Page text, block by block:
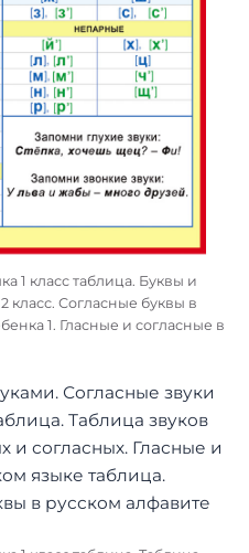
1 класс таблица. Буквы и
класс. Согласные буквы в
1. Гласные и согласные в